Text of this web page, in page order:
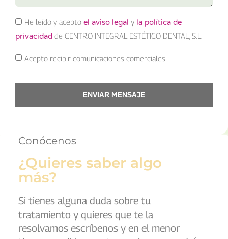
He leído y acepto el aviso legal y la política de
privacidad de CENTRO INTEGRAL ESTÉTICO DENTAL, S.L.
Acepto recibir comunicaciones comerciales.
ENVIAR MENSAJE
Conócenos
¿Quieres saber algo
más?
Si tienes alguna duda sobre tu
tratamiento y quieres que te la
resolvamos escríbenos y en el menor